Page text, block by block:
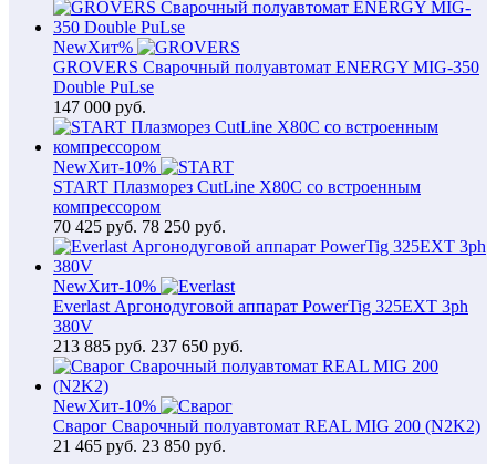
NewХит%
GROVERS Сварочный полуавтомат ENERGY MIG-350
Double PuLse
147 000 руб.
NewХит-10%
START Плазморез CutLine X80C со встроенным
компрессором
70 425 руб. 78 250 руб.
NewХит-10%
Everlast Аргонодуговой аппарат PowerTig 325EXT 3ph
380V
213 885 руб. 237 650 руб.
NewХит-10%
Сварог Сварочный полуавтомат REAL MIG 200 (N2K2)
21 465 руб. 23 850 руб.